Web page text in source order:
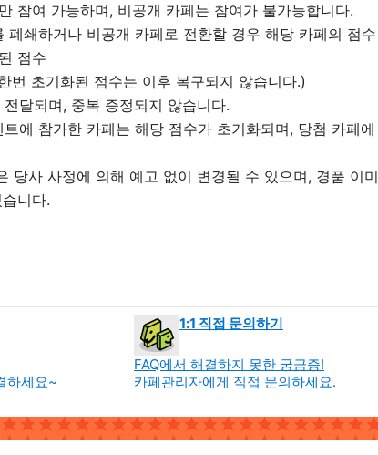
참여 가능하며, 비공개 카페는 참여가 불가능합니다.
폐쇄하거나 비공개 카페로 전환할 경우 해당 카페의 점수
점수
번 초기화된 점수는 이후 복구되지 않습니다.)
달되며, 중복 증정되지 않습니다.
에 참가한 카페는 해당 점수가 초기화되며, 당첨 카페에
당사 사정에 의해 예고 없이 변경될 수 있으며, 경품 이미
니다.
하세요~
1:1 직접 문의하기
FAQ에서 해결하지 못한 궁금증!
카페관리자에게 직접 문의하세요.